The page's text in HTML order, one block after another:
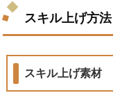
スキル上げ方法
スキル上げ素材